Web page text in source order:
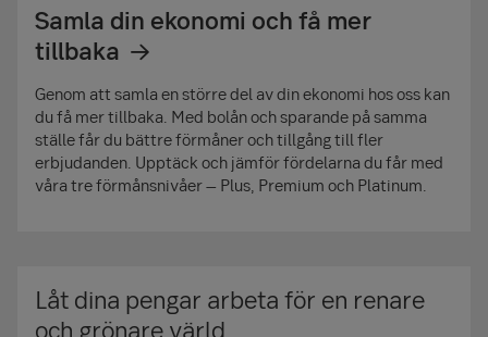
1Årlig avgift för fond och/eller courtage tillkommer.
Årlig avgift för försäkringen + administrationsavgift och
årlig avgift för fond.
3Hänsyn har inte tagits till eventuell årsavgift på
investeringssparkonto betalar du en årlig
procentuell skatt på hela kontots värde, en så
Samla din ekonomi och få mer
tillbaka
Genom att samla en större del av din ekonomi hos oss kan
du få mer tillbaka. Med bolån och sparande på samma
ställe får du bättre förmåner och tillgång till fler
erbjudanden. Upptäck och jämför fördelarna du får med
våra tre förmånsnivåer – Plus, Premium och Platinum.
Låt dina pengar arbeta för en renare
och grönare värld